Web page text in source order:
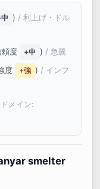
) / 利上げ・ドル
頼度 +中 ) / 急騰
度 +強 ) / インフ
メイン:
smelter